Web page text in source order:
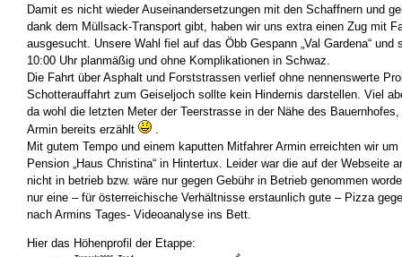
Damit es nicht wieder Auseinandersetzungen mit den Schaffnern und
dank dem Müllsack-Transport gibt, haben wir uns extra einen Zug mit
ausgesucht. Unsere Wahl fiel auf das Öbb Gespann „Val Gardena“ und
10:00 Uhr planmäßig und ohne Komplikationen in Schwaz.
Die Fahrt über Asphalt und Forststrassen verlief ohne nennenswerte
Schotterauffahrt zum Geiseljoch sollte kein Hindernis darstellen. Viel
da wohl die letzten Meter der Teerstrasse in der Nähe des
Armin bereits erzählt
.
Mit gutem Tempo und einem kaputten Mitfahrer Armin erreichten wir um
Pension „Haus Christina“ in Hintertux. Leider war die auf der Webseite
nicht in betrieb bzw. wäre nur gegen Gebühr in Betrieb genommen
nur eine – für österreichische Verhältnisse erstaunlich gute – Pizza
nach Armins Tages- Videoanalyse ins Bett.
Hier das Höhenprofil der Etappe: